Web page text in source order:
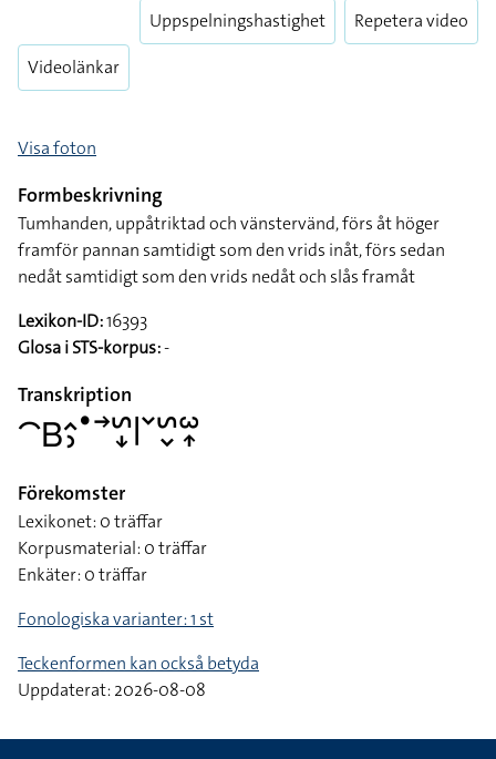
Videolänkar
Uppspelningshastighet Repetera video
Visa foton
Formbeskrivning
Tumhanden, uppåtriktad och vänstervänd, förs åt höger
framför pannan samtidigt som den vrids inåt, förs sedan
nedåt samtidigt som den vrids nedåt och slås framåt
Lexikon-ID:16393
Glosa i STS-korpus:-
Transkription
􌤃􌤧􌤵􌤶􌤟􌥣􌥲􌦊􌥼􌥧􌥲􌦀􌥱􌥾
Förekomster
Lexikonet: 0 träffar
Korpusmaterial: 0 träffar
Enkäter: 0 träffar
Fonologiska varianter: 1 st
Teckenformen kan också betyda
Uppdaterat: 2026-08-08